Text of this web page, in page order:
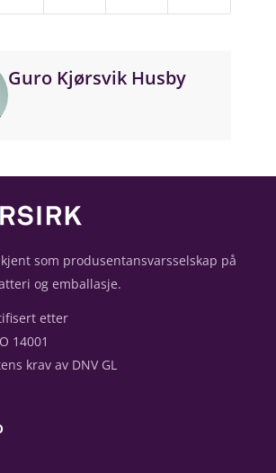
Guro Kjørsvik Husby
som produsentansvarsselskap på
og emballasje.
etter
14001
krav av DNV GL